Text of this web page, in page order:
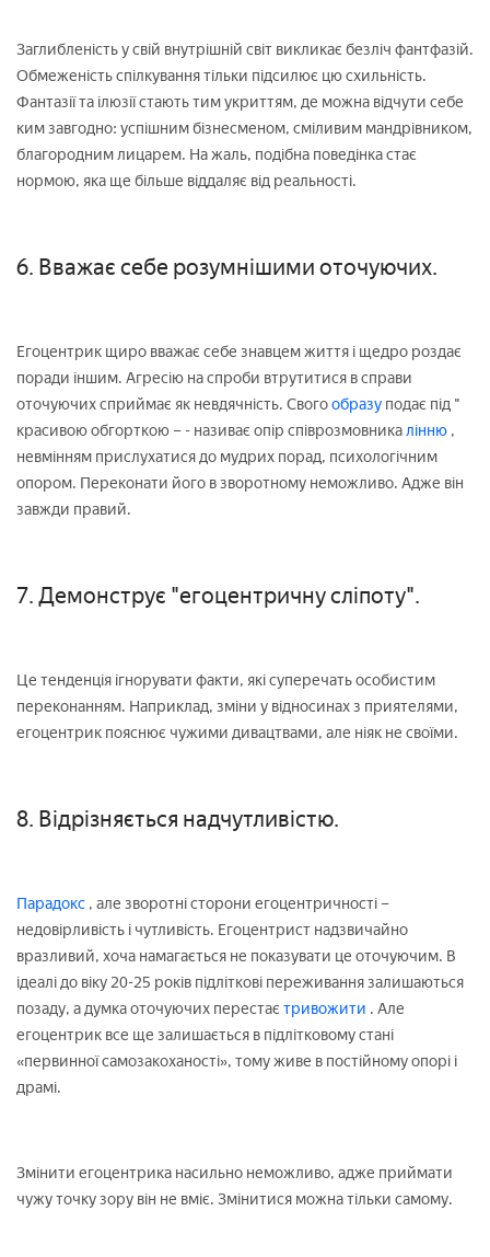
Заглибленість у свій внутрішній світ викликає безліч фантфазій.
Обмеженість спілкування тільки підсилює цю схильність.
Фантазії та ілюзії стають тим укриттям, де можна відчути себе
ким завгодно: успішним бізнесменом, сміливим мандрівником,
благородним лицарем. На жаль, подібна поведінка стає
нормою, яка ще більше віддаляє від реальності.
6. Вважає себе розумнішими оточуючих.
Егоцентрик щиро вважає себе знавцем життя і щедро роздає
поради іншим. Агресію на спроби втрутитися в справи
оточуючих сприймає як невдячність. Свогообразу подає під "
красивою обгорткою – - називає опір співрозмовникалінню ,
невмінням прислухатися до мудрих порад, психологічним
опором. Переконати його в зворотному неможливо. Адже він
завжди правий.
7. Демонструє "егоцентричну сліпоту".
Це тенденція ігнорувати факти, які суперечать особистим
переконанням. Наприклад, зміни у відносинах з приятелями,
егоцентрик пояснює чужими дивацтвами, але ніяк не своїми.
8. Відрізняється надчутливістю.
Парадокс , але зворотні сторони егоцентричності –
недовірливість і чутливість. Егоцентрист надзвичайно
вразливий, хоча намагається не показувати це оточуючим. В
ідеалі до віку 20-25 років підліткові переживання залишаються
позаду, а думка оточуючих перестає тривожити . Але
егоцентрик все ще залишається в підлітковому стані
«первинної самозакоханості», тому живе в постійному опорі і
драмі.
Змінити егоцентрика насильно неможливо, адже приймати
чужу точку зору він не вміє. Змінитися можна тільки самому.